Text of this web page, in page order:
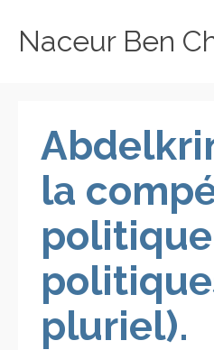
Naceur Ben
la
pluriel).